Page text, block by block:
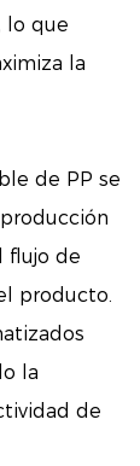
lo que
la
de PP se
flujo de
producto.
la
de